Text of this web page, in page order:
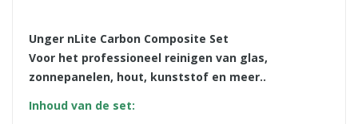
Unger nLite Carbon Composite Set
Voor het professioneel reinigen van glas,
zonnepanelen, hout, kunststof en meer..
Inhoud van de set: